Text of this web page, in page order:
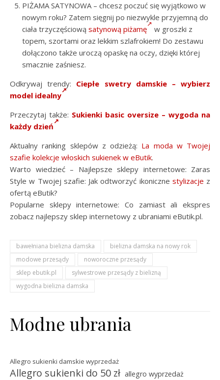
PIŻAMA SATYNOWA – chcesz poczuć się wyjątkowo w
nowym roku? Zatem sięgnij po niezwykle przyjemną do
ciała trzyczęściową satynową piżamę
w groszki z
topem, szortami oraz lekkim szlafrokiem! Do zestawu
dołączono także uroczą opaskę na oczy, dzięki której
smacznie zaśniesz.
Odkrywaj trendy: Ciepłe swetry damskie – wybierz
model idealny
Przeczytaj także: Sukienki basic oversize – wygoda na
każdy dzień
Aktualny ranking sklepów z odzieżą: La moda w Twojej
szafie kolekcje włoskich sukienek w eButik.
Warto wiedzieć – Najlepsze sklepy internetowe: Zaras
Style w Twojej szafie: Jak odtworzyć ikoniczne stylizacje z
ofertą eButik?
Popularne sklepy internetowe: Co zamiast ali ekspres
zobacz najlepszy sklep internetowy z ubraniami eButik.pl.
bawełniana bielizna damska
bielizna damska na nowy rok
modowe przesądy
noworoczne przesądy
sklep ebutik.pl
sylwestrowe przesądy z bielizną
wygodna bielizna damska
Modne ubrania
Allegro sukienki damskie wyprzedaż
Allegro sukienki do 50 zł allegro wyprzedaż